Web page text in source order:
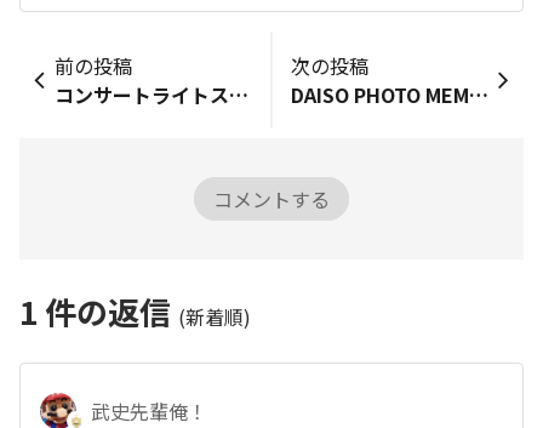
前の投稿
コンサートライトスタンド
次の投稿
DAISO PHOTO MEMORY 4
コメントする
1 件の返信 (新着順)
武史先輩俺！